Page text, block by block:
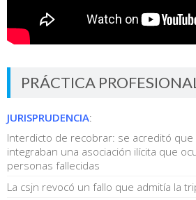
PRÁCTICA
JURISPRUDENCIA:
Interdicto de recobrar: se acreditó
integraban una asociación ilícita que
personas fallecidas
La csjn revocó un fallo que admitía la